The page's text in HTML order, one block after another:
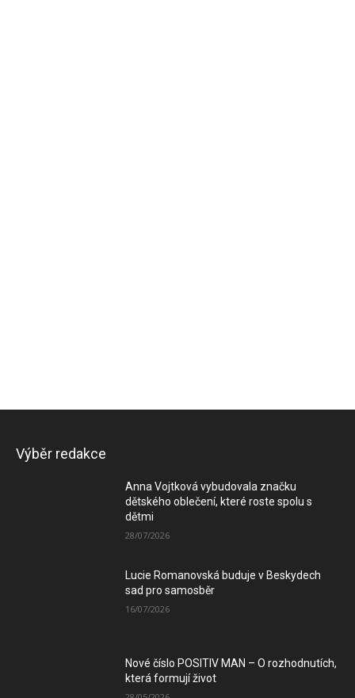
Výběr redakce
Anna Vojtková vybudovala značku
dětského oblečení, které roste spolu s
dětmi
28/07/2026
Lucie Romanovská buduje v Beskydech
sad pro samosběr
16/07/2026
Nové číslo POSITIV MAN – O rozhodnutích,
která formují život